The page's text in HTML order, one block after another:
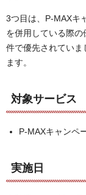
3つ目は、P-MAXキ
を併用している際
件で優先されていま
ます。
対象サービス
P-MAXキャンペ
実施日